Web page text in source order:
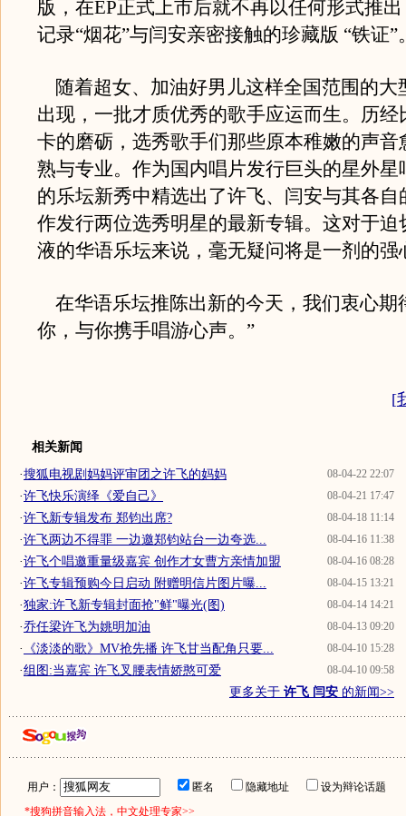
版，在EP正式上市后就不再以任何形式推
记录“烟花”与闫安亲密接触的珍藏版 “铁证”
随着超女、加油好男儿这样全国范围的大
出现，一批才质优秀的歌手应运而生。历经
卡的磨砺，选秀歌手们那些原本稚嫩的声音
熟与专业。作为国内唱片发行巨头的星外星
的乐坛新秀中精选出了许飞、闫安与其各自
作发行两位选秀明星的最新专辑。这对于迫
液的华语乐坛来说，毫无疑问将是一剂的强
在华语乐坛推陈出新的今天，我们衷心期
你，与你携手唱游心声。”
[
相关新闻
08-04-22 22:07
·搜狐电视剧妈妈评审团之许飞的妈妈
08-04-21 17:47
·许飞快乐演绎《爱自己》
08-04-18 11:14
·许飞新专辑发布 郑钧出席?
08-04-16 11:38
·许飞两边不得罪 一边邀郑钧站台一边夸选...
08-04-16 08:28
·许飞个唱邀重量级嘉宾 创作才女曹方亲情加盟
08-04-15 13:21
·许飞专辑预购今日启动 附赠明信片图片曝...
08-04-14 14:21
·独家:许飞新专辑封面抢"鲜"曝光(图)
08-04-13 09:20
·乔任梁许飞为姚明加油
08-04-10 15:28
· 《淡淡的歌》MV抢先播 许飞甘当配角只要...
08-04-10 09:58
·组图:当嘉宾 许飞叉腰表情娇憨可爱
更多关于 许飞 闫安 的新闻>>
用户： 匿名 隐藏地址
设为辩论话题
*搜狗拼音输入法，中文处理专家>>